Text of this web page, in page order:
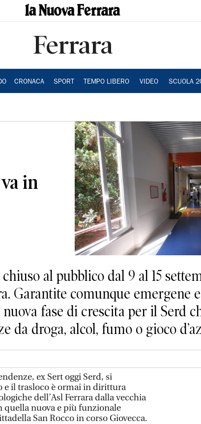
Ferrara
CRONACA SPORT TEMPO LIBERO VIDEO SCUOLA
in
al pubblico dal 9 al 15
Garantite comunque emergene
fase di crescita per il Serd
da droga, alcol, fumo o gioco
ex Sert oggi Serd, si
e il trasloco è ormai in dirittura
dell’Asl Ferrara dalla vecchia
quella nuova e più funzionale
San Rocco in corso Giovecca.